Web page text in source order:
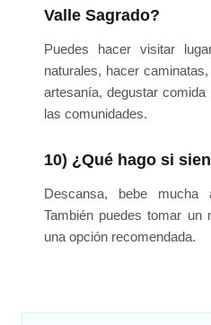
Valle Sagrado?
Puedes hacer visitar
naturales, hacer
artesanía, degustar
las comunidades.
10) ¿Qué hago si
Descansa, bebe
También puedes tomar
una opción recomendada.